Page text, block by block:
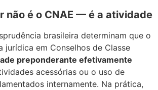
não é o CNAE — é a atividade
brasileira determinam que o
jurídica em Conselhos de Classe
preponderante efetivamente
acessórias ou o uso de
internamente. Na prática,